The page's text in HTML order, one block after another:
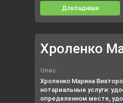
Докладніше
Хроленко
Опис:
Хроленко Марина
нотариальные услуги:
определенном месте,